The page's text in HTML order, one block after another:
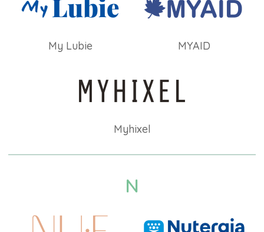
My Lubie MYAID
Myhixel
N